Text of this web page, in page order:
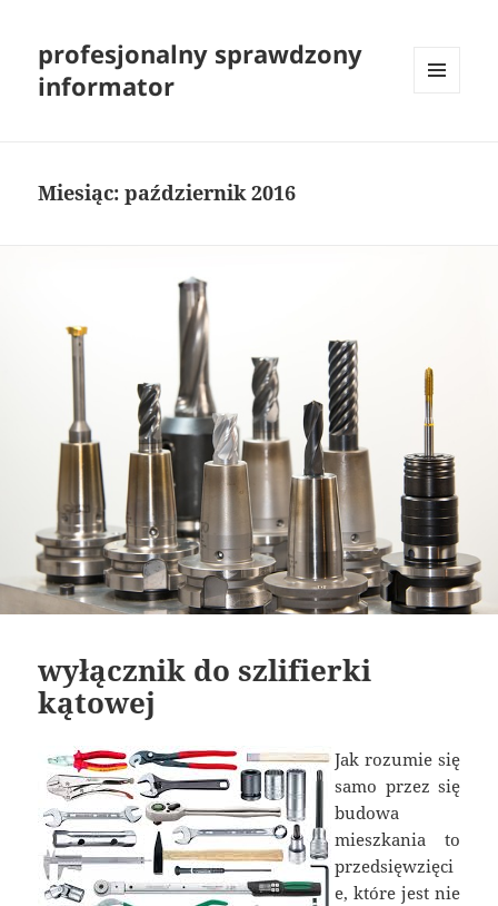
profesjonalny sprawdzony
informator
Miesiąc:październik 2016
wyłącznik do szlifierki
kątowej
Jak rozumie się
samo przez się
budowa
mieszkania to
przedsięwzięci
e, które jest nie